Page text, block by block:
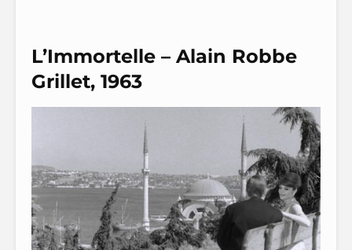
L’Immortelle – Alain Robbe
Grillet, 1963